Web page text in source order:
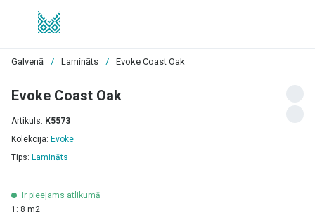
Galvenā / Lamināts / Evoke Coast Oak
Evoke Coast Oak
Artikuls: K5573
Kolekcija: Evoke
Tips: Lamināts
Ir pieejams atlikumā
1: 8 m2